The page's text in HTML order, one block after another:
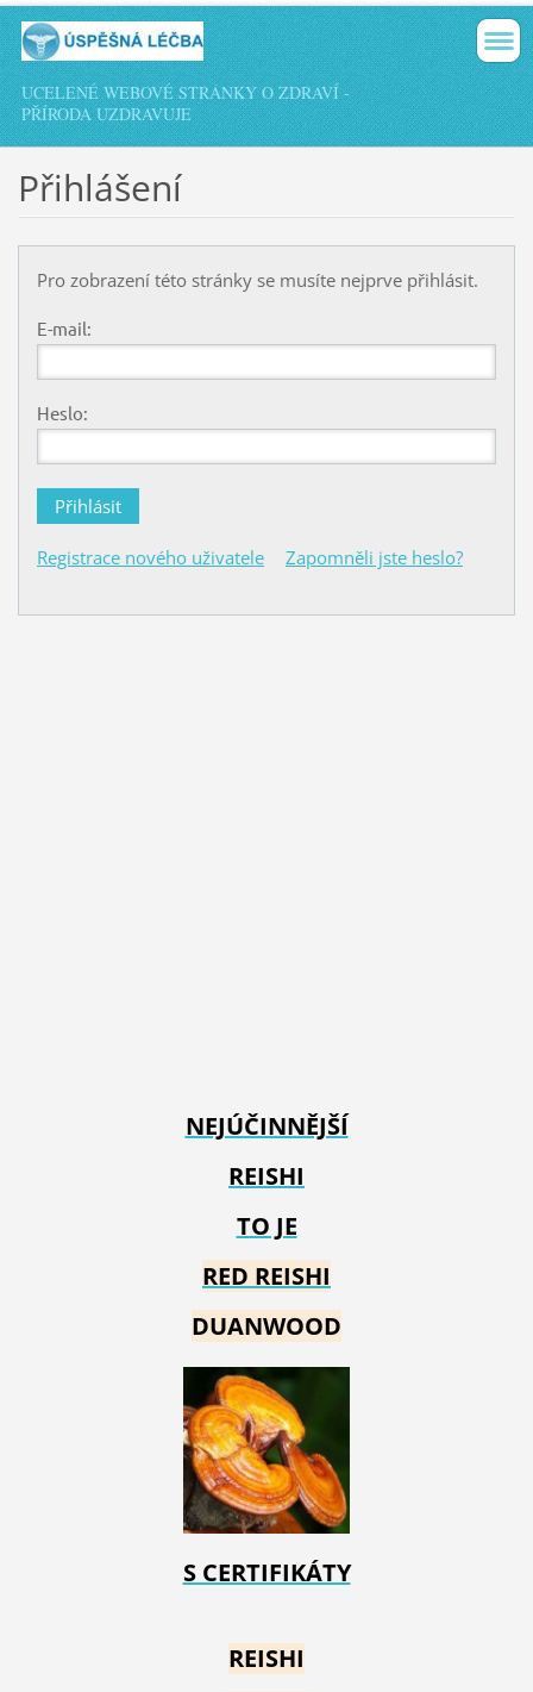
UCELENÉ WEBOVÉ STRÁNKY O ZDRAVÍ -
PŘÍRODA UZDRAVUJE
Přihlášení
Pro zobrazení této stránky se musíte nejprve přihlásit.
E-mail:
Heslo:
Registrace nového uživatele Zapomněli jste heslo?
NEJÚČINNĚJŠÍ
REISHI
TO JE
RED REISHI
DUANWOOD
S CERTIFIKÁTY
REISHI